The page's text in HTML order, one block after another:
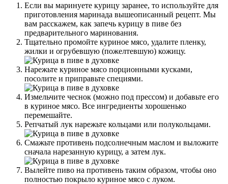
Если вы маринуете курицу заранее, то используйте для
приготовления маринада вышеописанный рецепт. Мы
вам расскажем, как запечь курицу в пиве без
предварительного маринования.
Тщательно промойте куриное мясо, удалите пленку,
жилки и огрубевшую (пожелтевшую) кожицу.
Нарежьте куриное мясо порционными кусками,
посолите и приправьте специями.
Измельчите чеснок (можно под прессом) и добавьте его
в куриное мясо. Все ингредиенты хорошенько
перемешайте.
Репчатый лук нарежьте кольцами или полукольцами.
Смажьте противень подсолнечным маслом и выложите
сначала нарезанную курицу, а затем лук.
Вылейте пиво на противень таким образом, чтобы оно
полностью покрыло куриное мясо с луком.